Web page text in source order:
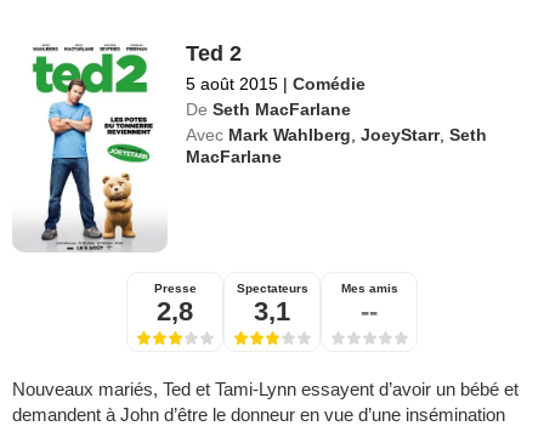
Ted 2
5 août 2015 | Comédie
De Seth MacFarlane
Avec Mark Wahlberg ,JoeyStarr,Seth
MacFarlane
Presse
2,8
Spectateurs
3,1
Mes amis
--
Nouveaux mariés, Ted et Tami-Lynn essayent d’avoir un bébé et
demandent à John d’être le donneur en vue d’une insémination